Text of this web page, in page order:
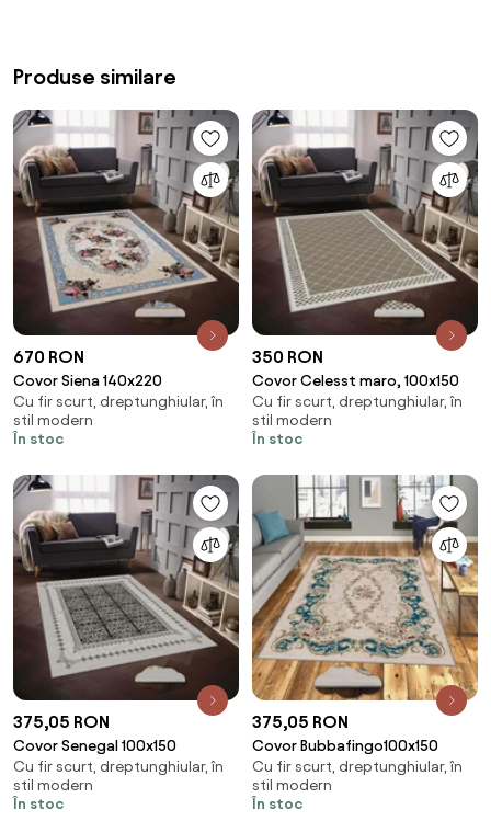
Produse similare
670 RON
Covor Siena 140x220
Cu fir scurt, dreptunghiular, în
stil modern
În stoc
350 RON
Covor Celesst maro, 100x150
Cu fir scurt, dreptunghiular, în
stil modern
În stoc
375,05 RON
Covor Senegal 100x150
Cu fir scurt, dreptunghiular, în
stil modern
În stoc
375,05 RON
Covor Bubbafingo100x150
Cu fir scurt, dreptunghiular, în
stil modern
În stoc